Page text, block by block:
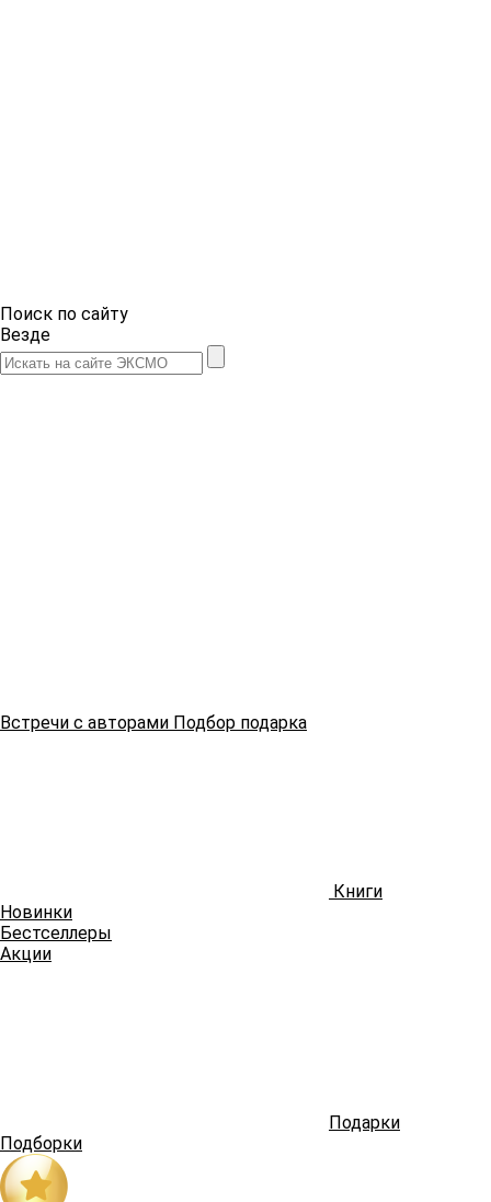
Поиск по сайту
Везде
Встречи с авторами Подбор подарка
Книги
Новинки
Бестселлеры
Акции
Подарки
Подборки